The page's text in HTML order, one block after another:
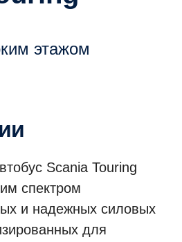
этажом
Scania Touring
спектром
и надежных силовых
для